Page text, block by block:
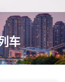
车